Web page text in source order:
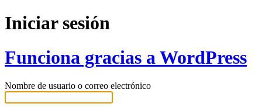
Iniciar sesión
Funciona gracias a WordPress
Nombre de usuario o correo electrónico